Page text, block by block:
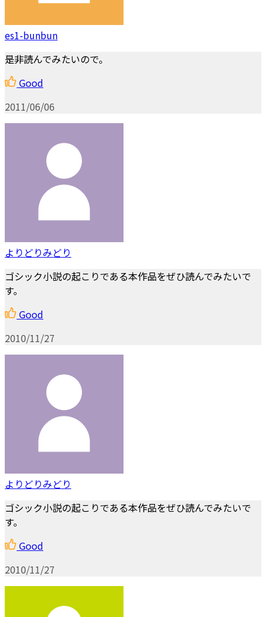
es1-bunbun
是非読んでみたいので。
Good
2011/06/06
よりどりみどり
ゴシック小説の起こりである本作品をぜひ読んでみたいで
す。
Good
2010/11/27
よりどりみどり
ゴシック小説の起こりである本作品をぜひ読んでみたいで
す。
Good
2010/11/27